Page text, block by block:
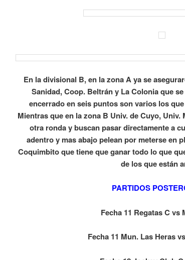
En la divisional B, en la zona A ya se
Sanidad, Coop. Beltrán y La Colonia que
encerrado en seis puntos son varios los
Mientras que en la zona B Univ. de Cuyo, Univ.
otra ronda y buscan pasar directamente a
adentro y mas abajo pelean por meterse en
Coquimbito que tiene que ganar todo lo que
de los que están
PARTIDOS
Fecha 11 Regatas C vs
Fecha 11 Mun. Las Heras